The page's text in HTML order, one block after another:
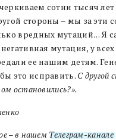
сотни тысяч лет
стороны – мы за эти
вредных мутаций… Я
мутация, у
ее нашим детям.
это исправить. С другой
остановились?».
– в нашем Телеграм-канале.